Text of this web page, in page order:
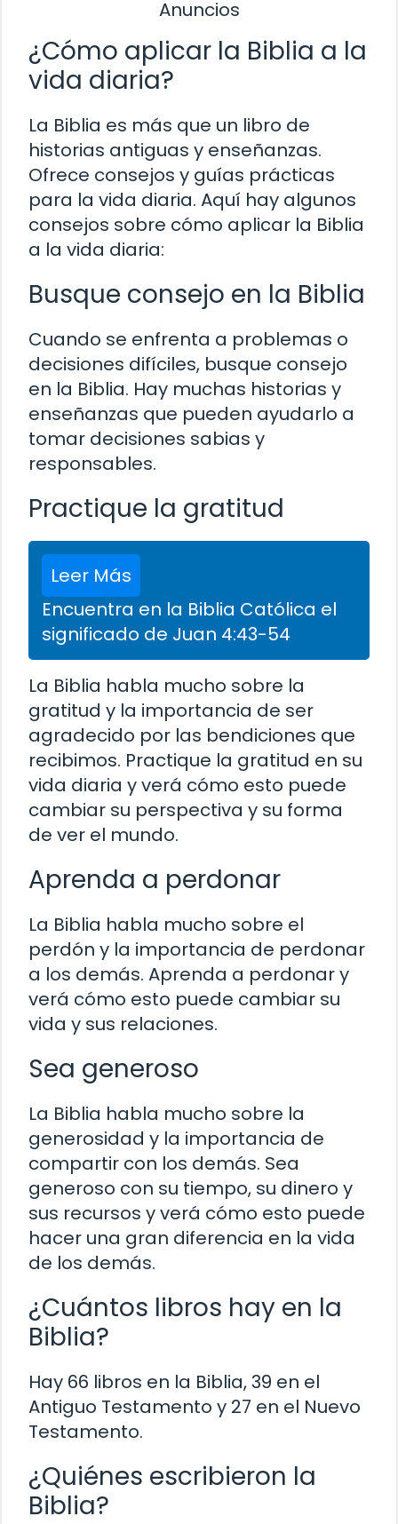
Anuncios
¿Cómo aplicar la Biblia a la
vida diaria?
La Biblia es más que un libro de
historias antiguas y enseñanzas.
Ofrece consejos y guías prácticas
para la vida diaria. Aquí hay algunos
consejos sobre cómo aplicar la Biblia
a la vida diaria:
Busque consejo en la Biblia
Cuando se enfrenta a problemas o
decisiones difíciles, busque consejo
en la Biblia. Hay muchas historias y
enseñanzas que pueden ayudarlo a
tomar decisiones sabias y
responsables.
Practique la gratitud
Leer Más
Encuentra en la Biblia Católica el
significado de Juan 4:43-54
La Biblia habla mucho sobre la
gratitud y la importancia de ser
agradecido por las bendiciones que
recibimos. Practique la gratitud en su
vida diaria y verá cómo esto puede
cambiar su perspectiva y su forma
de ver el mundo.
Aprenda a perdonar
La Biblia habla mucho sobre el
perdón y la importancia de perdonar
a los demás. Aprenda a perdonar y
verá cómo esto puede cambiar su
vida y sus relaciones.
Sea generoso
La Biblia habla mucho sobre la
generosidad y la importancia de
compartir con los demás. Sea
generoso con su tiempo, su dinero y
sus recursos y verá cómo esto puede
hacer una gran diferencia en la vida
de los demás.
¿Cuántos libros hay en la
Biblia?
Hay 66 libros en la Biblia, 39 en el
Antiguo Testamento y 27 en el Nuevo
Testamento.
¿Quiénes escribieron la
Biblia?